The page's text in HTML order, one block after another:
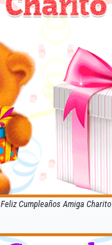
Feliz Cumpleaños Amiga Charito